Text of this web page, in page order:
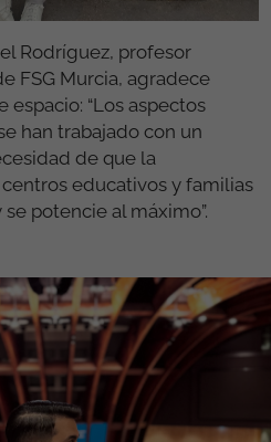
Rodríguez, profesor
FSG Murcia, agradece
espacio: “Los aspectos
han trabajado con un
de que la
educativos y familias
potencie al máximo”.